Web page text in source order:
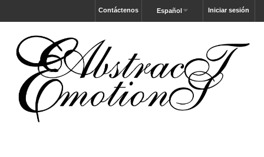
Iniciar sesión
Español
Contáctenos